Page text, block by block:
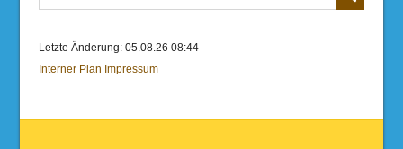
Letzte Änderung: 05.08.26 08:44
Interner Plan Impressum